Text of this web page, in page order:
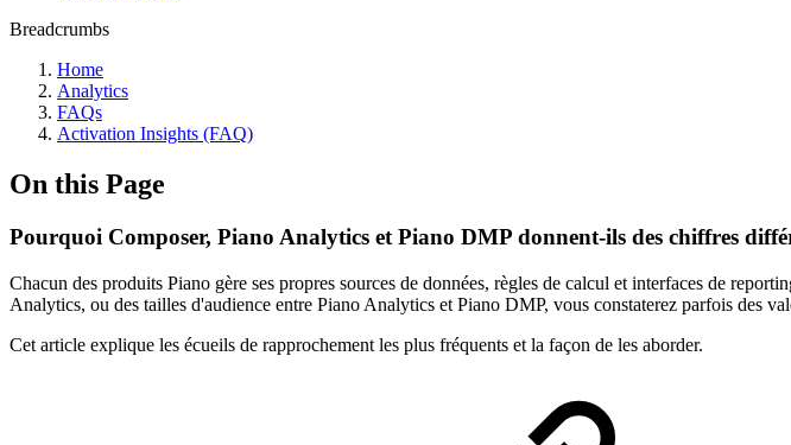
Breadcrumbs
Home
Analytics
FAQs
Activation Insights (FAQ)
On this Page
Pourquoi Composer, Piano Analytics et Piano DMP donnent-ils des chiffres
Chacun des produits Piano gère ses propres sources de données, règles de calcul et interfaces de
Analytics, ou des tailles d'audience entre Piano Analytics et Piano DMP, vous constaterez parfois des
Cet article explique les écueils de rapprochement les plus fréquents et la façon de les aborder.